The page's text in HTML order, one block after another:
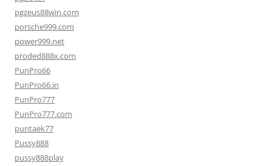
pgzeus88win.com
porsche999.com
power999.net
proded888x.com
PunPro66
PunPro66.in
PunPro777
PunPro777.com
puntaek77
Pussy888
pussy888play